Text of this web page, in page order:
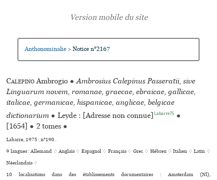
Anthonominalie > Notice n°2167
CalepinoAmbrogio ● Ambrosius Calepinus Passeratii, sive
Linguarum novem, romanae, graecae, ebraicae, gallicae,
italicae, germanicae, hispanicae, anglicae, belgicae
dictionarium ● Leyde : [Adresse non connue] Labarre75 ●
[1654] ● 2 tomes ●
Labarre, 1975 : n°190 .
9 langues :Allemand ♢Anglais ♢Espagnol ♢ Français ♢ Grec ♢ Hébreu ♢Italien ♢Latin ♢
Néerlandais ♢
10 localisations dans des établissements documentaires : Amsterdam (Nl),